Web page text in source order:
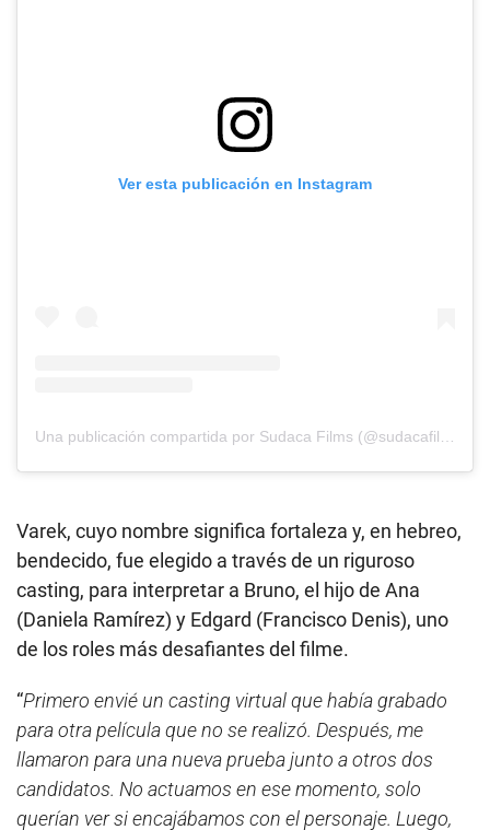
Ver esta publicación en Instagram
Varek, cuyo nombre significa fortaleza y, en hebreo,
bendecido, fue elegido a través de un riguroso
casting, para interpretar a Bruno, el hijo de Ana
(Daniela Ramírez) y Edgard (Francisco Denis), uno
de los roles más desafiantes del filme.
“Primero envié un casting virtual que había grabado
para otra película que no se realizó. Después, me
llamaron para una nueva prueba junto a otros dos
candidatos. No actuamos en ese momento, solo
querían ver si encajábamos con el personaje. Luego,